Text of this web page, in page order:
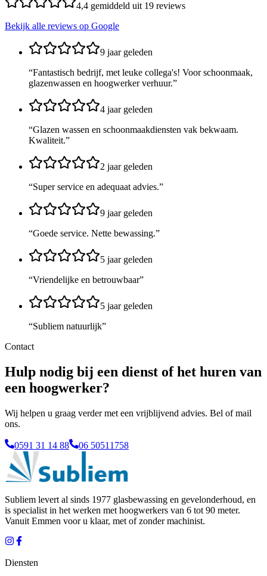
4,4 gemiddeld uit 19 reviews
Bekijk alle reviews op Google
9 jaar geleden
“Fantastisch bedrijf, met leuke collega's! Voor schoonmaak,
glazenwassen en hoogwerker verhuur.”
4 jaar geleden
“Glazen wassen en schoonmaakdiensten vak bekwaam.
Kwaliteit.”
2 jaar geleden
“Super service en adequaat advies.”
9 jaar geleden
“Goede service. Nette bewassing.”
5 jaar geleden
“Vriendelijke en betrouwbaar”
5 jaar geleden
“Subliem natuurlijk”
Contact
Hulp nodig bij een dienst of het huren van
een hoogwerker?
Wij helpen u graag verder met een vrijblijvend advies. Bel of mail
ons.
0591 31 14 88 06 50511758
Subliem levert al sinds 1977 glasbewassing en gevelonderhoud, en
is specialist in het werken met hoogwerkers van 6 tot 90 meter.
Vanuit Emmen voor u klaar, met of zonder machinist.
Diensten